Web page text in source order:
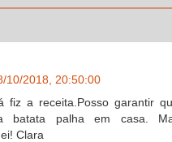
10/2018, 20:50:00
fiz a receita.Posso garantir
batata palha em casa.
Clara